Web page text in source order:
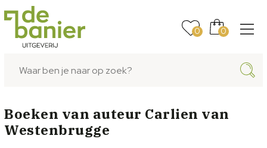
0 0
Boeken van auteur Carlien van
Westenbrugge